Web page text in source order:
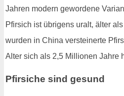
Jahren modern gewordene
Pfirsich ist übrigens uralt, älter
wurden in China versteinerte
Alter sich als 2,5 Millionen Jahre
Pfirsiche sind gesund